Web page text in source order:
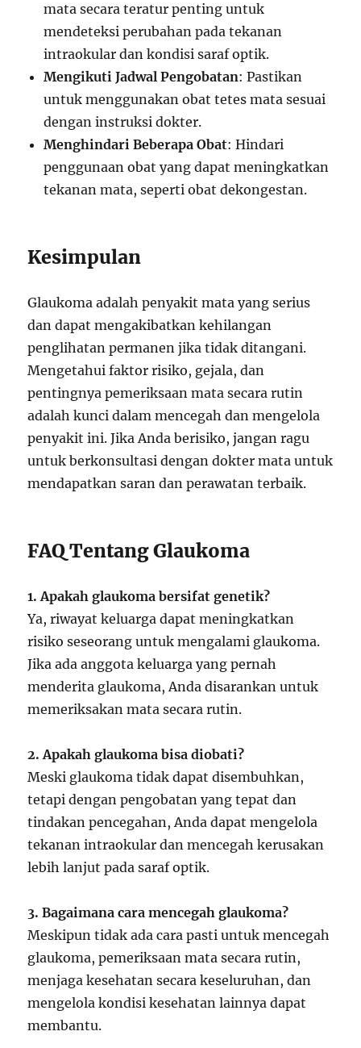
mata secara teratur penting untuk
mendeteksi perubahan pada tekanan
intraokular dan kondisi saraf optik.
Mengikuti Jadwal Pengobatan: Pastikan
untuk menggunakan obat tetes mata sesuai
dengan instruksi dokter.
Menghindari Beberapa Obat: Hindari
penggunaan obat yang dapat meningkatkan
tekanan mata, seperti obat dekongestan.
Kesimpulan
Glaukoma adalah penyakit mata yang serius
dan dapat mengakibatkan kehilangan
penglihatan permanen jika tidak ditangani.
Mengetahui faktor risiko, gejala, dan
pentingnya pemeriksaan mata secara rutin
adalah kunci dalam mencegah dan mengelola
penyakit ini. Jika Anda berisiko, jangan ragu
untuk berkonsultasi dengan dokter mata untuk
mendapatkan saran dan perawatan terbaik.
FAQ Tentang Glaukoma
1. Apakah glaukoma bersifat genetik?
Ya, riwayat keluarga dapat meningkatkan
risiko seseorang untuk mengalami glaukoma.
Jika ada anggota keluarga yang pernah
menderita glaukoma, Anda disarankan untuk
memeriksakan mata secara rutin.
2. Apakah glaukoma bisa diobati?
Meski glaukoma tidak dapat disembuhkan,
tetapi dengan pengobatan yang tepat dan
tindakan pencegahan, Anda dapat mengelola
tekanan intraokular dan mencegah kerusakan
lebih lanjut pada saraf optik.
3. Bagaimana cara mencegah glaukoma?
Meskipun tidak ada cara pasti untuk mencegah
glaukoma, pemeriksaan mata secara rutin,
menjaga kesehatan secara keseluruhan, dan
mengelola kondisi kesehatan lainnya dapat
membantu.